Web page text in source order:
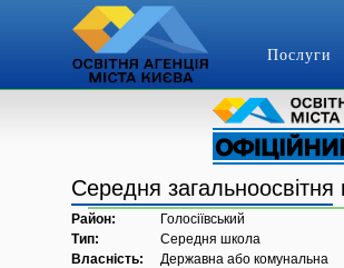
Послуги
Середня
Район:
Голосіївський
Тип:
Середня школа
Власність:
Державна або комунальна